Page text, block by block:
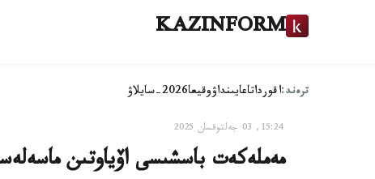
KAZINFORM
ترەند:اقورداتاعايىنداۋوقيعا2026-سايلاۋ
15:24, 03 جەلتوقسان 2025
مەملەكەت باسشىسى اۆياوتىن